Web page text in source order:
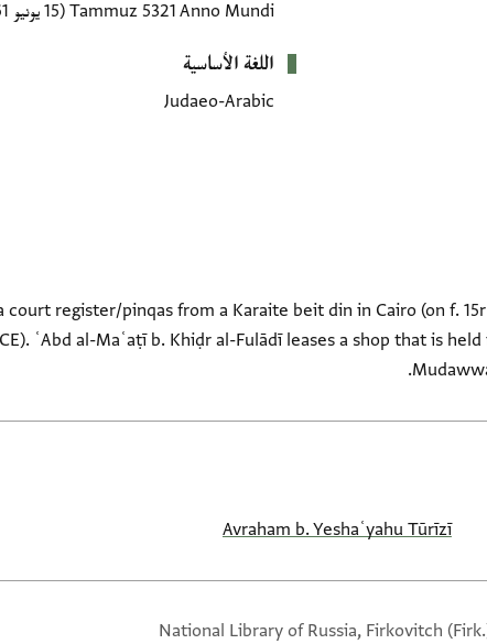
Tammuz 5321 Anno Mundi (15 يونيو 1561–13 يوليو 1561 CE)
اللغة الأساسية
Judaeo-Arabic
court register/pinqas from a Karaite beit din in Cairo (on f.
CE). ʿAbd al-Maʿaṭī b. Khiḍr al-Fulādī leases a shop that is
Avraham b. Yeshaʿyahu Tūrīzī
National Library of Russia, Firkovitch